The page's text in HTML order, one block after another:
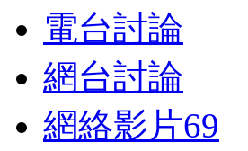
電台討論
網台討論
網絡影片69